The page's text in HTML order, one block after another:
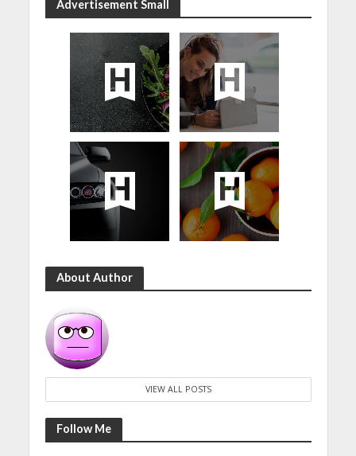
Advertisement Small
About Author
VIEW ALL POSTS
Follow Me